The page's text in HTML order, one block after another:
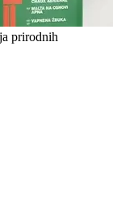
prirodnih